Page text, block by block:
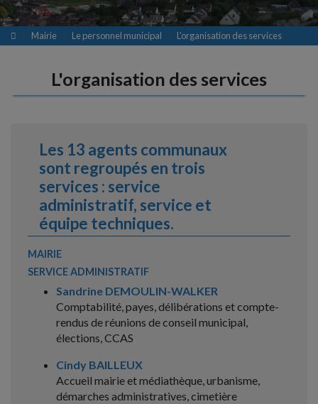
Mairie Le personnel municipal L'organisation des services
L'organisation des services
Les 13 agents communaux
sont regroupés en trois
services : service
administratif, service et
équipe techniques.
MAIRIE
SERVICE ADMINISTRATIF
Sandrine DEMOULIN-WALKER
Comptabilité, payes, délibérations et compte-
rendus de réunions de conseil municipal,
élections, CCAS
Cindy BAILLEUX
Accueil mairie et médiathèque, urbanisme,
démarches administratives, cimetière